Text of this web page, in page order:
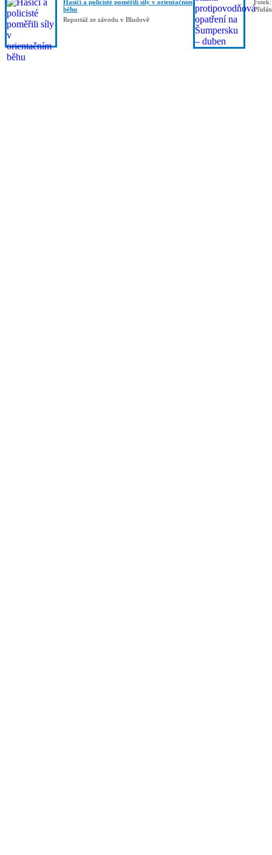
Hasiči a policisté poměřili síly v orientačním
běhu
Reportáž ze závodu v Bludově